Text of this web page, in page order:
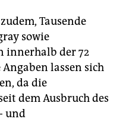
Tausende
sowie
innerhalb der 72
lassen sich
da die
dem Ausbruch des
und